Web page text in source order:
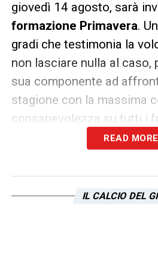
giovedì 14 agosto, sarà
formazione Primavera.
gradi che testimonia la
non lasciare nulla al caso,
sua componente ad
stagione con la massima
consapevolezza su tutti i
READ MORE
IL CALCIO DEL